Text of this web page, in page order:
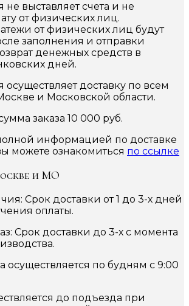
выставляет счета и не
от физических лиц.
от физических лиц будут
заполнения и отправки
денежных средств в
дней.
доставку по всем
и Московской области.
заказа 10 000 руб.
информацией по доставке
можете ознакомиться по ссылке
и МО
Срок доставки от 1 до 3-х дней
оплаты.
Срок доставки до 3-х с момента
осуществляется по будням с 9:00
до подъезда при